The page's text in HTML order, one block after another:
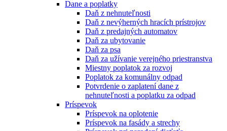
Dane a poplatky
Daň z nehnuteľnosti
Daň z nevýherných hracích prístrojov
Daň z predajných automatov
Daň za ubytovanie
Daň za psa
Daň za užívanie verejného priestranstva
Miestny poplatok za rozvoj
Poplatok za komunálny odpad
Potvrdenie o zaplatení dane z
nehnuteľnosti a poplatku za odpad
Príspevok
Príspevok na oplotenie
Príspevok na fasády a strechy